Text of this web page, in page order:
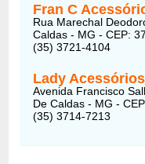
Fran C
Rua Marechal
Caldas - MG - CEP:
(35) 3721-4104
Lady Acessórios
Avenida Francisco
De Caldas - MG -
(35) 3714-7213